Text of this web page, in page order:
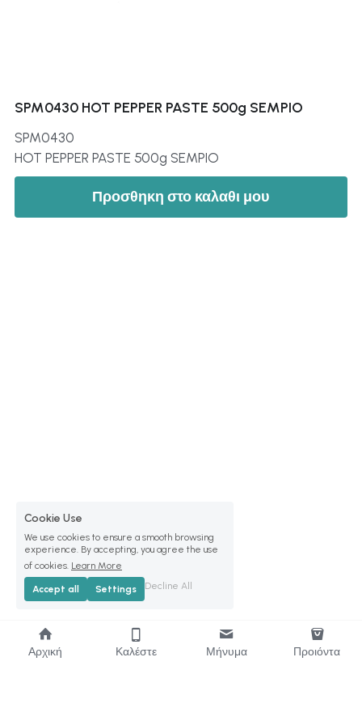
SPM0430 HOT PEPPER PASTE 500g SEMPIO
SPM0430
HOT PEPPER PASTE 500g SEMPIO
Προσθηκη στο καλαθι μου
Αρχική Καλέστε Μήνυμα Προιόντα
Cookie Use
We use cookies to ensure a smooth browsing
experience. By accepting, you agree the use
of cookies. Learn More
Accept all Settings Decline All